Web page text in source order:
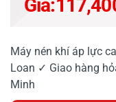
Giá:
Máy nén khí áp lực
Loan ✓ Giao hàng
Minh